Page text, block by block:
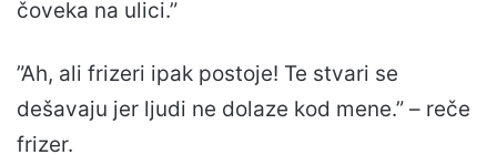
čoveka na ulici.”
”Ah, ali frizeri ipak postoje! Te stvari se
dešavaju jer ljudi ne dolaze kod mene.” – reče
frizer.